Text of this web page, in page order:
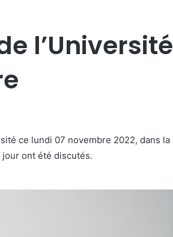
l’Université
ce lundi 07 novembre 2022, dans la
jour ont été discutés.